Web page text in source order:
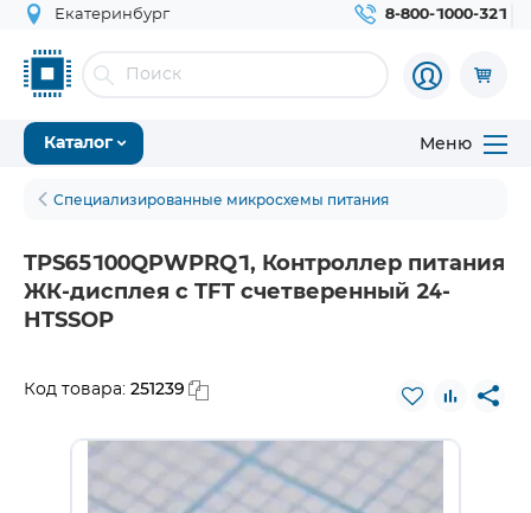
Екатеринбург 8-800-1000-321
Каталог Меню
Специализированные микросхемы питания
TPS65100QPWPRQ1, Контроллер питания
ЖК-дисплея с TFT счетверенный 24-
HTSSOP
Код товара: 251239